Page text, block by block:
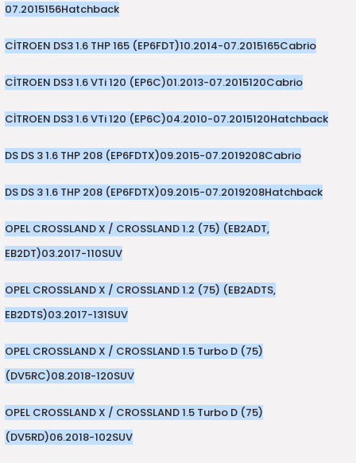
07.2015156Hatchback
CİTROEN DS3 1.6 THP 165 (EP6FDT)10.2014-07.2015165Cabrio
CİTROEN DS3 1.6 VTi 120 (EP6C)01.2013-07.2015120Cabrio
CİTROEN DS3 1.6 VTi 120 (EP6C)04.2010-07.2015120Hatchback
DS DS 3 1.6 THP 208 (EP6FDTX)09.2015-07.2019208Cabrio
DS DS 3 1.6 THP 208 (EP6FDTX)09.2015-07.2019208Hatchback
OPEL CROSSLAND X / CROSSLAND 1.2 (75) (EB2ADT,
EB2DT)03.2017-110SUV
OPEL CROSSLAND X / CROSSLAND 1.2 (75) (EB2ADTS,
EB2DTS)03.2017-131SUV
OPEL CROSSLAND X / CROSSLAND 1.5 Turbo D (75)
(DV5RC)08.2018-120SUV
OPEL CROSSLAND X / CROSSLAND 1.5 Turbo D (75)
(DV5RD)06.2018-102SUV